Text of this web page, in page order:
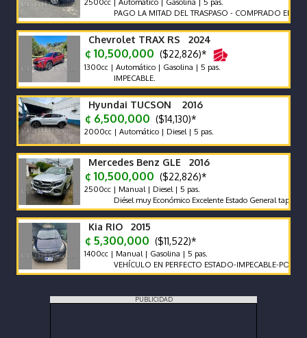
2500cc | Automático | Gasolina | 5 pas.
PAGO LA MITAD DEL TRASPASO - COMPRADO EN CR
Chevrolet TRAX RS 2024
¢ 10,500,000 ($22,826)*
1300cc | Automático | Gasolina | 5 pas.
IMPECABLE.
Hyundai TUCSON 2016
¢ 6,500,000 ($14,130)*
2000cc | Automático | Diesel | 5 pas.
Mercedes Benz GLE 2016
¢ 10,500,000 ($22,826)*
2500cc | Manual | Diesel | 5 pas.
Diésel muy Económico Excelente Estado General tapicería
Kia RIO 2015
¢ 5,300,000 ($11,522)*
1400cc | Manual | Gasolina | 5 pas.
VEHÍCULO EN PERFECTO ESTADO-IMPECABLE-POCO
PUBLICIDAD